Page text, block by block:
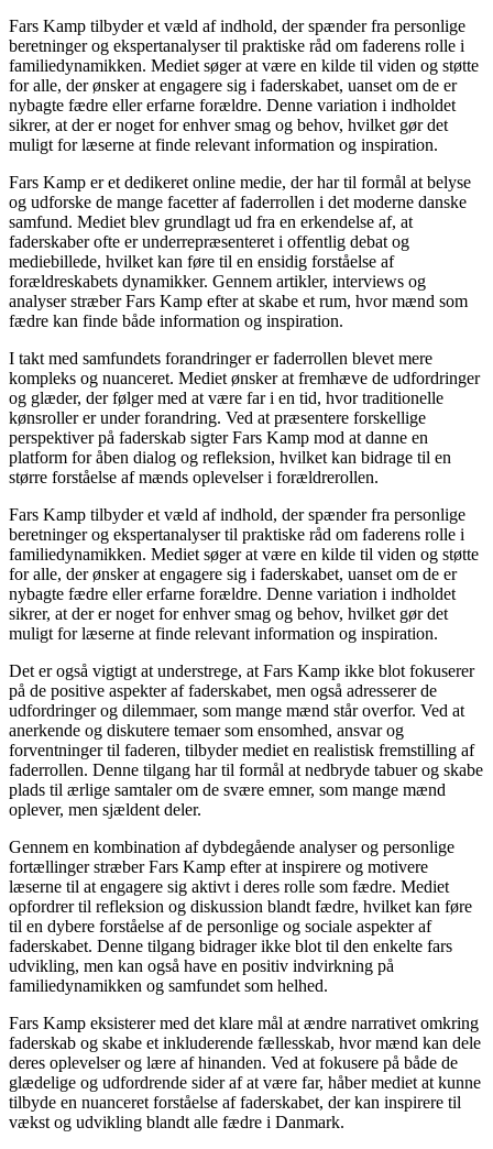
Fars Kamp tilbyder et væld af indhold, der spænder fra personlige
beretninger og ekspertanalyser til praktiske råd om faderens rolle i
familiedynamikken. Mediet søger at være en kilde til viden og støtte
for alle, der ønsker at engagere sig i faderskabet, uanset om de er
nybagte fædre eller erfarne forældre. Denne variation i indholdet
sikrer, at der er noget for enhver smag og behov, hvilket gør det
muligt for læserne at finde relevant information og inspiration.
Fars Kamp er et dedikeret online medie, der har til formål at belyse
og udforske de mange facetter af faderrollen i det moderne danske
samfund. Mediet blev grundlagt ud fra en erkendelse af, at
faderskaber ofte er underrepræsenteret i offentlig debat og
mediebillede, hvilket kan føre til en ensidig forståelse af
forældreskabets dynamikker. Gennem artikler, interviews og
analyser stræber Fars Kamp efter at skabe et rum, hvor mænd som
fædre kan finde både information og inspiration.
I takt med samfundets forandringer er faderrollen blevet mere
kompleks og nuanceret. Mediet ønsker at fremhæve de udfordringer
og glæder, der følger med at være far i en tid, hvor traditionelle
kønsroller er under forandring. Ved at præsentere forskellige
perspektiver på faderskab sigter Fars Kamp mod at danne en
platform for åben dialog og refleksion, hvilket kan bidrage til en
større forståelse af mænds oplevelser i forældrerollen.
Fars Kamp tilbyder et væld af indhold, der spænder fra personlige
beretninger og ekspertanalyser til praktiske råd om faderens rolle i
familiedynamikken. Mediet søger at være en kilde til viden og støtte
for alle, der ønsker at engagere sig i faderskabet, uanset om de er
nybagte fædre eller erfarne forældre. Denne variation i indholdet
sikrer, at der er noget for enhver smag og behov, hvilket gør det
muligt for læserne at finde relevant information og inspiration.
Det er også vigtigt at understrege, at Fars Kamp ikke blot fokuserer
på de positive aspekter af faderskabet, men også adresserer de
udfordringer og dilemmaer, som mange mænd står overfor. Ved at
anerkende og diskutere temaer som ensomhed, ansvar og
forventninger til faderen, tilbyder mediet en realistisk fremstilling af
faderrollen. Denne tilgang har til formål at nedbryde tabuer og skabe
plads til ærlige samtaler om de svære emner, som mange mænd
oplever, men sjældent deler.
Gennem en kombination af dybdegående analyser og personlige
fortællinger stræber Fars Kamp efter at inspirere og motivere
læserne til at engagere sig aktivt i deres rolle som fædre. Mediet
opfordrer til refleksion og diskussion blandt fædre, hvilket kan føre
til en dybere forståelse af de personlige og sociale aspekter af
faderskabet. Denne tilgang bidrager ikke blot til den enkelte fars
udvikling, men kan også have en positiv indvirkning på
familiedynamikken og samfundet som helhed.
Fars Kamp eksisterer med det klare mål at ændre narrativet omkring
faderskab og skabe et inkluderende fællesskab, hvor mænd kan dele
deres oplevelser og lære af hinanden. Ved at fokusere på både de
glædelige og udfordrende sider af at være far, håber mediet at kunne
tilbyde en nuanceret forståelse af faderskabet, der kan inspirere til
vækst og udvikling blandt alle fædre i Danmark.